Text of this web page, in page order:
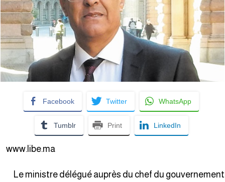
Facebook Twitter WhatsApp
Tumblr Print LinkedIn
www.libe.ma
Le ministre délégué auprès du chef du